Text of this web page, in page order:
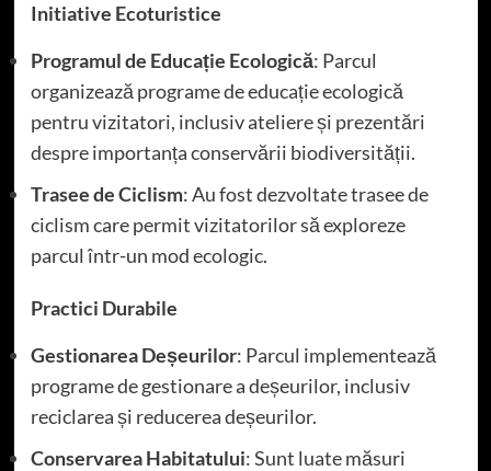
Initiative Ecoturistice
Programul de Educație Ecologică: Parcul
organizează programe de educație ecologică
pentru vizitatori, inclusiv ateliere și prezentări
despre importanța conservării biodiversității.
Trasee de Ciclism: Au fost dezvoltate trasee de
ciclism care permit vizitatorilor să exploreze
parcul într-un mod ecologic.
Practici Durabile
Gestionarea Deșeurilor: Parcul implementează
programe de gestionare a deșeurilor, inclusiv
reciclarea și reducerea deșeurilor.
Conservarea Habitatului: Sunt luate măsuri